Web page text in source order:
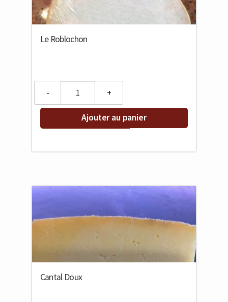
Le Roblochon
Ajouter au panier
Cantal Doux